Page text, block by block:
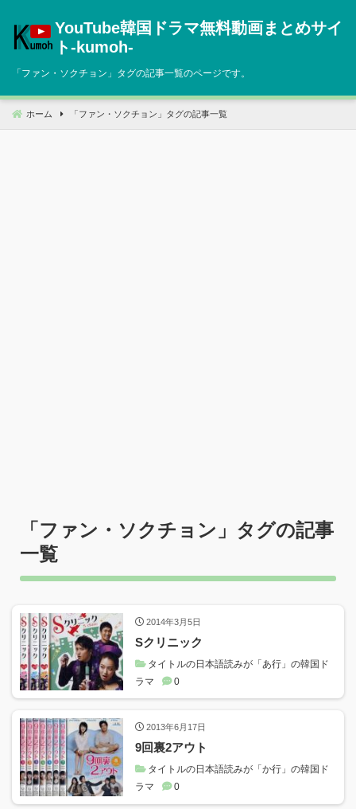
へ
動
YouTube韓国ドラマ無料動画まとめサイ
ト‐kumoh‐
「ファン・ソクチョン 」タグの記事一覧のページです。
ホーム 「 ファン・ソクチョン 」タグの記事一覧
「ファン・ソクチョン 」タグの記事
一覧
2014年3月5日
Sクリニック
タイトルの日本語読みが「あ行」の韓国ド
ラマ
0
2013年6月17日
9回裏2アウト
タイトルの日本語読みが「か行」の韓国ド
ラマ
0